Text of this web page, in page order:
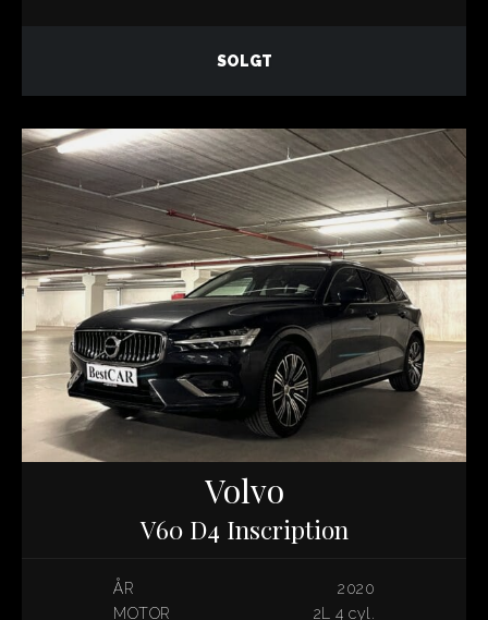
SOLGT
Volvo
V60 D4 Inscription
ÅR
2020
MOTOR
2L 4 cyl.